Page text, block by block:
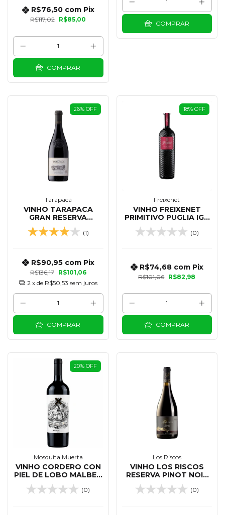
R$117,02 R$85,00
R$76,50 com Pix
COMPRAR
COMPRAR
26% OFF
Tarapacá
VINHO TARAPACA
GRAN RESERVA
CABERNET SAUVIGNON
750 ML
(1)
R$136,17 R$101,06
R$90,95 com Pix
2 x de R$50,53 sem juros
COMPRAR
18% OFF
Freixenet
VINHO FREIXENET
PRIMITIVO PUGLIA IGP
750 ML
(0)
R$101,06 R$82,98
R$74,68 com Pix
COMPRAR
20% OFF
Mosquita Muerta
VINHO CORDERO CON
PIEL DE LOBO MALBEC
750 ML
(0)
Los Riscos
VINHO LOS RISCOS
RESERVA PINOT NOIR
750 ML
(0)